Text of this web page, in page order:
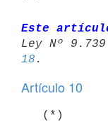
Este
Ley Nº
18
Artículo 10
   (*)